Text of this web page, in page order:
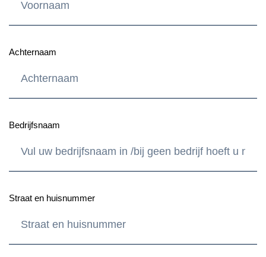
Achternaam
Bedrijfsnaam
Straat en huisnummer